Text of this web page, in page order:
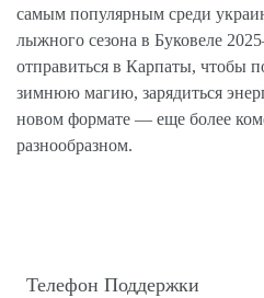
самым популярным среди
лыжного сезона в Буковеле
отправиться в Карпаты, чтобы
зимнюю магию, зарядиться
новом формате — еще более
разнообразном.
Телефон Поддержки